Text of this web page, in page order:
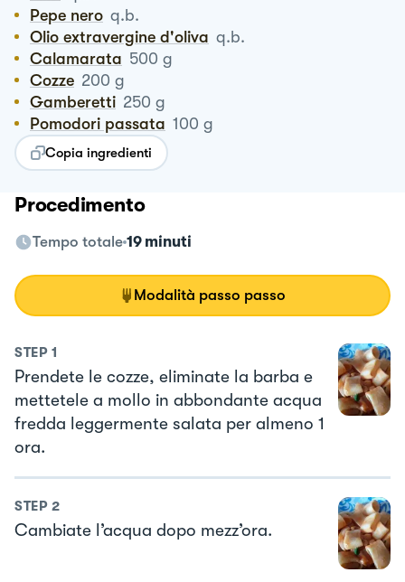
Pepe nero q.b.
Olio extravergine d'oliva q.b.
Calamarata 500 g
Cozze 200 g
Gamberetti 250 g
Pomodori passata 100 g
Copia ingredienti
Procedimento
Tempo totale 19 minuti
Modalità passo passo
STEP 1
Prendete le cozze, eliminate la barba e
mettetele a mollo in abbondante acqua
fredda leggermente salata per almeno 1
ora.
STEP 2
Cambiate l’acqua dopo mezz’ora.